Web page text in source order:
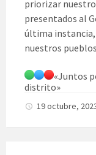
priorizar
presentados al
última instancia,
nuestros
«Juntos
distrito»
19 octubre,